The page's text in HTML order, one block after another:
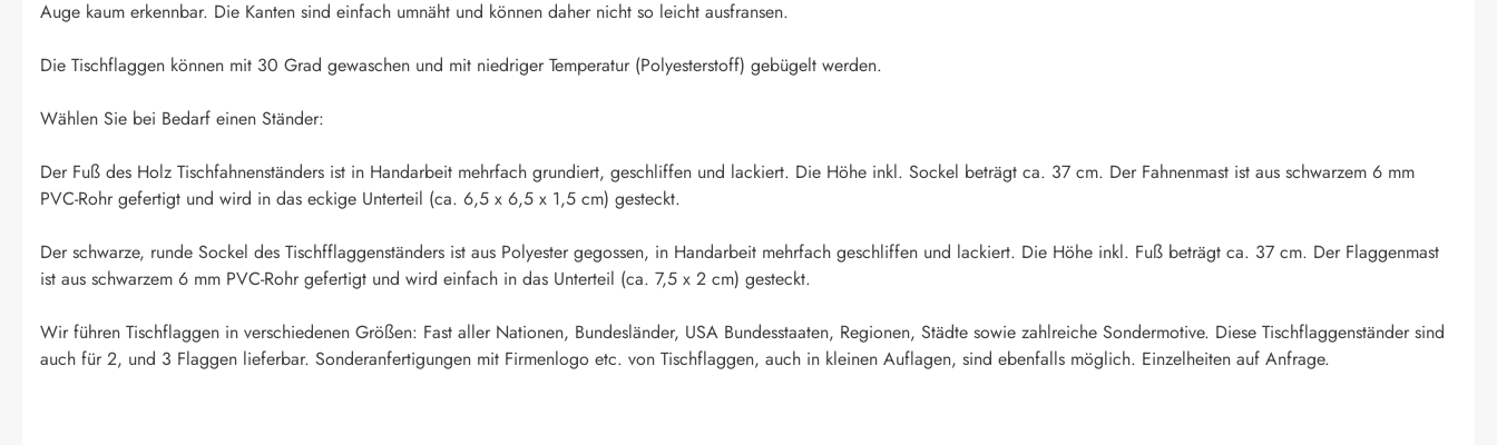
Auge kaum erkennbar. Die Kanten sind einfach umnäht und können daher nicht so leicht ausfransen.
Die Tischflaggen können mit 30 Grad gewaschen und mit niedriger Temperatur (Polyesterstoff) gebügelt werden.
Wählen Sie bei Bedarf einen Ständer:
Der Fuß des Holz Tischfahnenständers ist in Handarbeit mehrfach grundiert, geschliffen und lackiert. Die Höhe inkl. Sockel beträgt ca. 37 cm. Der Fahnenmast ist aus schwarzem 6 mm
PVC-Rohr gefertigt und wird in das eckige Unterteil (ca. 6,5 x 6,5 x 1,5 cm) gesteckt.
Der schwarze, runde Sockel des Tischfflaggenständers ist aus Polyester gegossen, in Handarbeit mehrfach geschliffen und lackiert. Die Höhe inkl. Fuß beträgt ca. 37 cm. Der Flaggenmast
ist aus schwarzem 6 mm PVC-Rohr gefertigt und wird einfach in das Unterteil (ca. 7,5 x 2 cm) gesteckt.
Wir führen Tischflaggen in verschiedenen Größen: Fast aller Nationen, Bundesländer, USA Bundesstaaten, Regionen, Städte sowie zahlreiche Sondermotive. Diese Tischflaggenständer sind
auch für 2, und 3 Flaggen lieferbar. Sonderanfertigungen mit Firmenlogo etc. von Tischflaggen, auch in kleinen Auflagen, sind ebenfalls möglich. Einzelheiten auf Anfrage.